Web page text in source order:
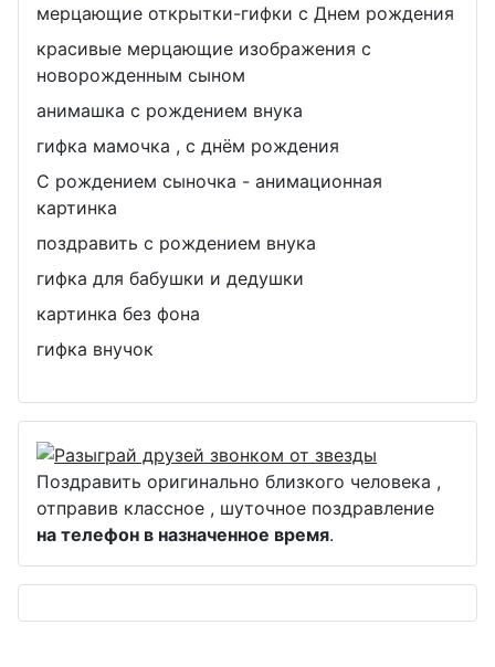
мерцающие открытки-гифки с Днем рождения
красивые мерцающие изображения с
новорожденным сыном
анимашка с рождением внука
гифка мамочка , с днём рождения
С рождением сыночка - анимационная
картинка
поздравить с рождением внука
гифка для бабушки и дедушки
картинка без фона
гифка внучок
Поздравить оригинально близкого человека ,
отправив классное , шуточное поздравление
на телефон в назначенное время.